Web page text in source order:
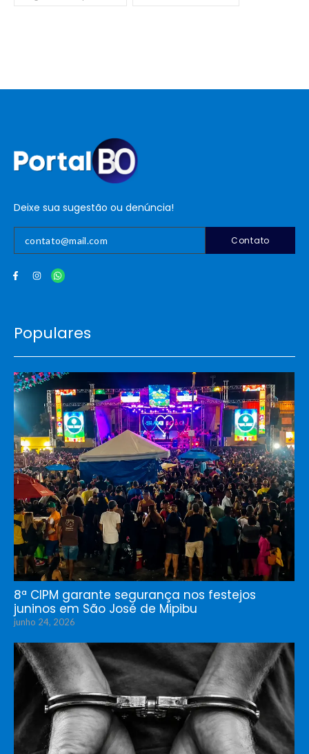
Deixe sua sugestão ou denúncia!
Contato
Populares
8ª CIPM garante segurança nos festejos
juninos em São José de Mipibu
junho 24, 2026